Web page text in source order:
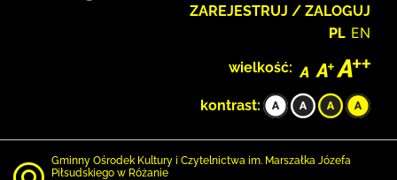
ZAREJESTRUJ / ZALOGUJ
PL EN
wielkość:
kontrast:
Gminny Ośrodek Kultury i Czytelnictwa im. Marszałka Józefa
Piłsudskiego w Różanie